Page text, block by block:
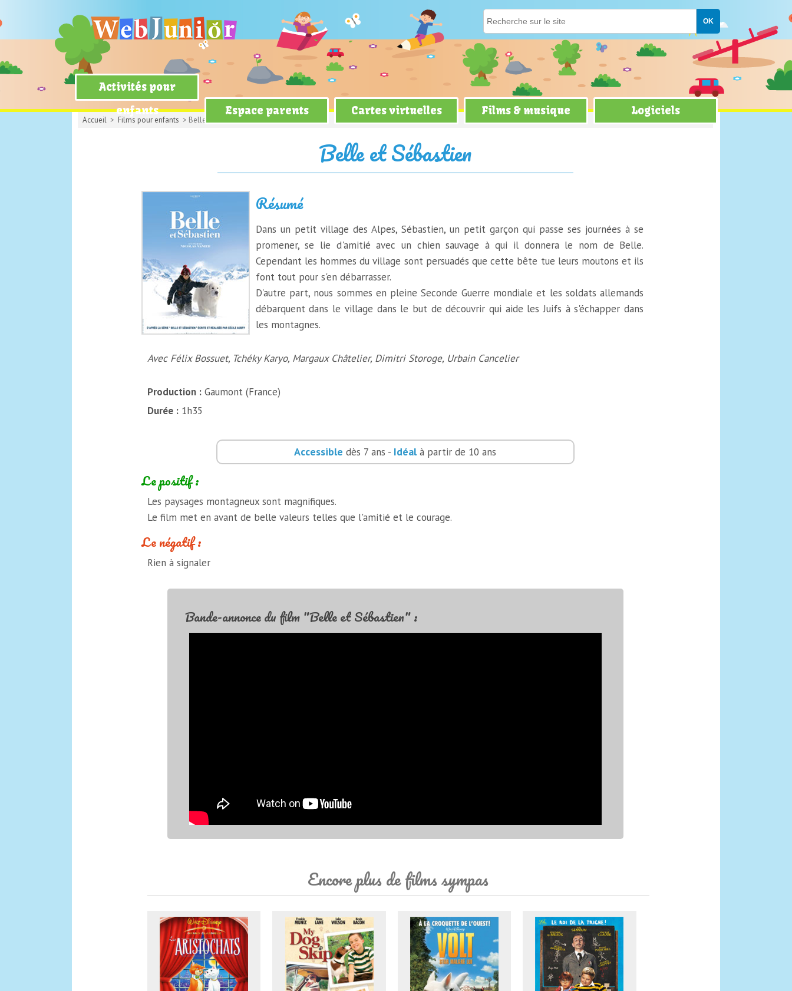
Activités pour
enfants
Espace parents Cartes virtuelles Films & musique Logiciels
Accueil > Films pour enfants > Belle et Sébastien
Belle et Sébastien
Résumé
Dans un petit village des Alpes, Sébastien, un petit garçon qui passe ses journées à se
promener, se lie d'amitié avec un chien sauvage à qui il donnera le nom de Belle.
Cependant les hommes du village sont persuadés que cette bête tue leurs moutons et ils
font tout pour s'en débarrasser.
D'autre part, nous sommes en pleine Seconde Guerre mondiale et les soldats allemands
débarquent dans le village dans le but de découvrir qui aide les Juifs à s'échapper dans
les montagnes.
Avec Félix Bossuet, Tchéky Karyo, Margaux Châtelier, Dimitri Storoge, Urbain Cancelier
Production :Gaumont (France)
Durée :1h35
Accessible dès 7 ans - Idéalà partir de 10 ans
Le positif :
Les paysages montagneux sont magnifiques.
Le film met en avant de belle valeurs telles que l'amitié et le courage.
Le négatif :
Rien à signaler
Bande-annonce du film "Belle et Sébastien" :
Encore plus de films sympas